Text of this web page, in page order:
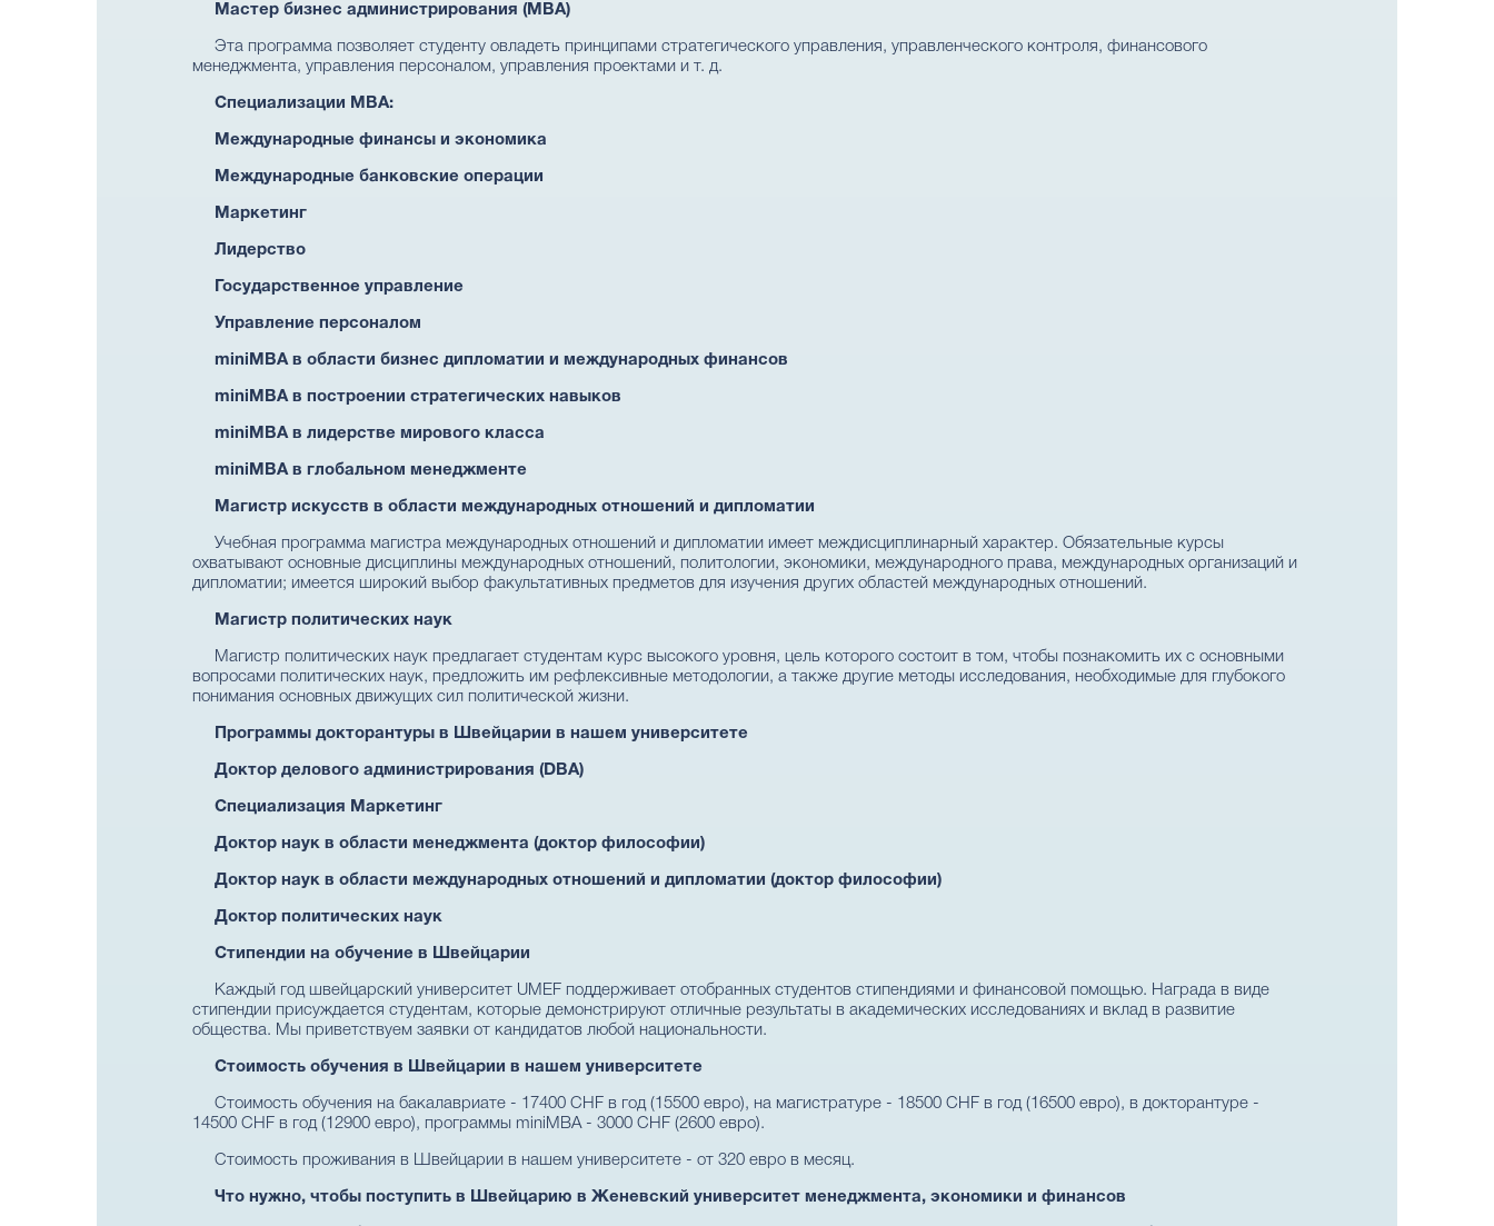
Мастер бизнес администрирования (MBA)
Эта программа позволяет студенту овладеть принципами стратегического управления, управленческого контроля, финансового
менеджмента, управления персоналом, управления проектами и т. д.
Специализации MBA:
Международные финансы и экономика
Международные банковские операции
Маркетинг
Лидерство
Государственное управление
Управление персоналом
miniMBA в области бизнес дипломатии и международных финансов
miniMBA в построении стратегических навыков
miniMBA в лидерстве мирового класса
miniMBA в глобальном менеджменте
Магистр искусств в области международных отношений и дипломатии
Учебная программа магистра международных отношений и дипломатии имеет междисциплинарный характер. Обязательные курсы
охватывают основные дисциплины международных отношений, политологии, экономики, международного права, международных организаций и
дипломатии; имеется широкий выбор факультативных предметов для изучения других областей международных отношений.
Магистр политических наук
Магистр политических наук предлагает студентам курс высокого уровня, цель которого состоит в том, чтобы познакомить их с основными
вопросами политических наук, предложить им рефлексивные методологии, а также другие методы исследования, необходимые для глубокого
понимания основных движущих сил политической жизни.
Программы докторантуры в Швейцарии в нашем университете
Доктор делового администрирования (DBA)
Специализация Маркетинг
Доктор наук в области менеджмента (доктор философии)
Доктор наук в области международных отношений и дипломатии (доктор философии)
Доктор политических наук
Стипендии на обучение в Швейцарии
Каждый год швейцарский университет UMEF поддерживает отобранных студентов стипендиями и финансовой помощью. Награда в виде
стипендии присуждается студентам, которые демонстрируют отличные результаты в академических исследованиях и вклад в развитие
общества. Мы приветствуем заявки от кандидатов любой национальности.
Стоимость обучения в Швейцарии в нашем университете
Стоимость обучения на бакалавриате - 17400 CHF в год (15500 евро), на магистратуре - 18500 CHF в год (16500 евро), в докторантуре -
14500 CHF в год (12900 евро), программы miniMBA - 3000 CHF (2600 евро).
Стоимость проживания в Швейцарии в нашем университете - от 320 евро в месяц.
Что нужно, чтобы поступить в Швейцарию в Женевский университет менеджмента, экономики и финансов